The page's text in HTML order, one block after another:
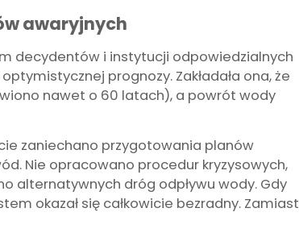
awaryjnych
decydentów i instytucji odpowiedzialnych
prognozy. Zakładała ona, że
nawet o 60 latach), a powrót wody
zaniechano przygotowania planów
Nie opracowano procedur kryzysowych,
alternatywnych dróg odpływu wody. Gdy
okazał się całkowicie bezradny. Zamiast